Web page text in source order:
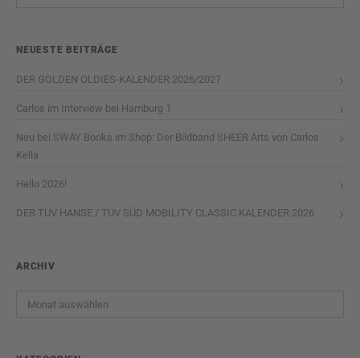
NEUESTE BEITRÄGE
DER GOLDEN OLDIES-KALENDER 2026/2027
Carlos im Interview bei Hamburg 1
Neu bei SWAY Books im Shop: Der Bildband SHEER Arts von Carlos
Kella
Hello 2026!
DER TÜV HANSE / TÜV SÜD MOBILITY CLASSIC KALENDER 2026
ARCHIV
Archiv